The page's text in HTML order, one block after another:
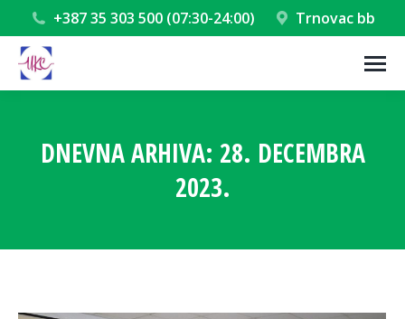
+387 35 303 500 (07:30-24:00) Trnovac bb
DNEVNA ARHIVA: 28. DECEMBRA
2023.